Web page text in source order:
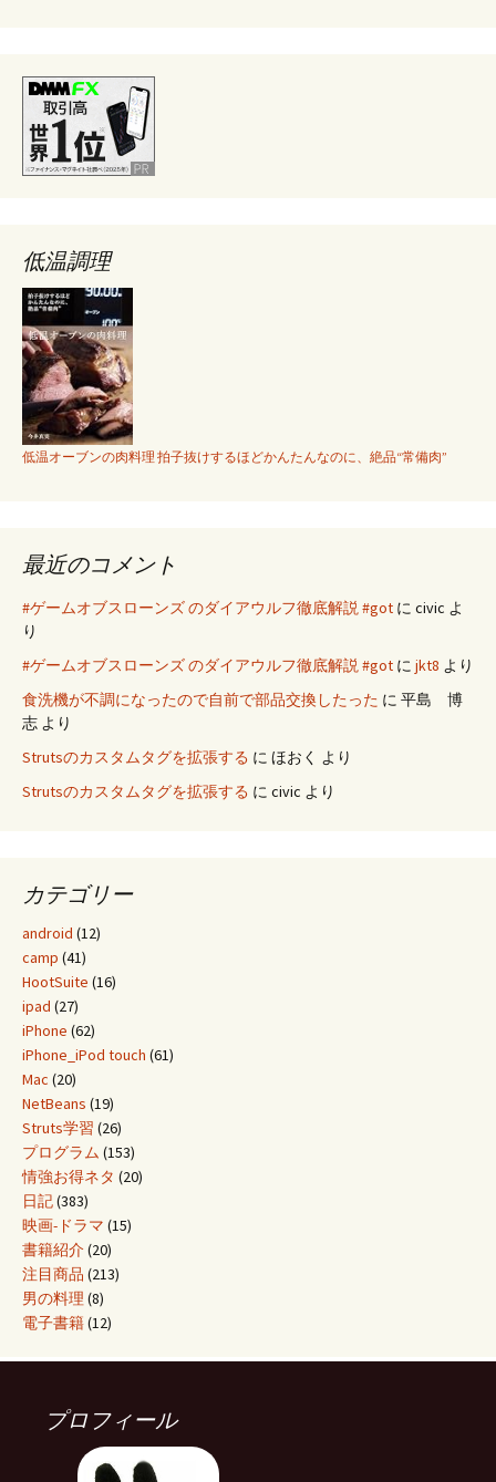
低温調理
低温オーブンの肉料理 拍子抜けするほどかんたんなのに、絶品“常備肉”
最近のコメント
#ゲームオブスローンズ のダイアウルフ徹底解説 #got に civic よ
り
#ゲームオブスローンズ のダイアウルフ徹底解説 #got に jkt8 より
食洗機が不調になったので自前で部品交換したった に 平島 博
志 より
Strutsのカスタムタグを拡張する に ほおく より
Strutsのカスタムタグを拡張する に civic より
カテゴリー
android (12)
camp (41)
HootSuite (16)
ipad (27)
iPhone (62)
iPhone_iPod touch (61)
Mac (20)
NetBeans (19)
Struts学習 (26)
プログラム (153)
情強お得ネタ (20)
日記(383)
映画-ドラマ (15)
書籍紹介(20)
注目商品 (213)
男の料理 (8)
電子書籍(12)
プロフィール